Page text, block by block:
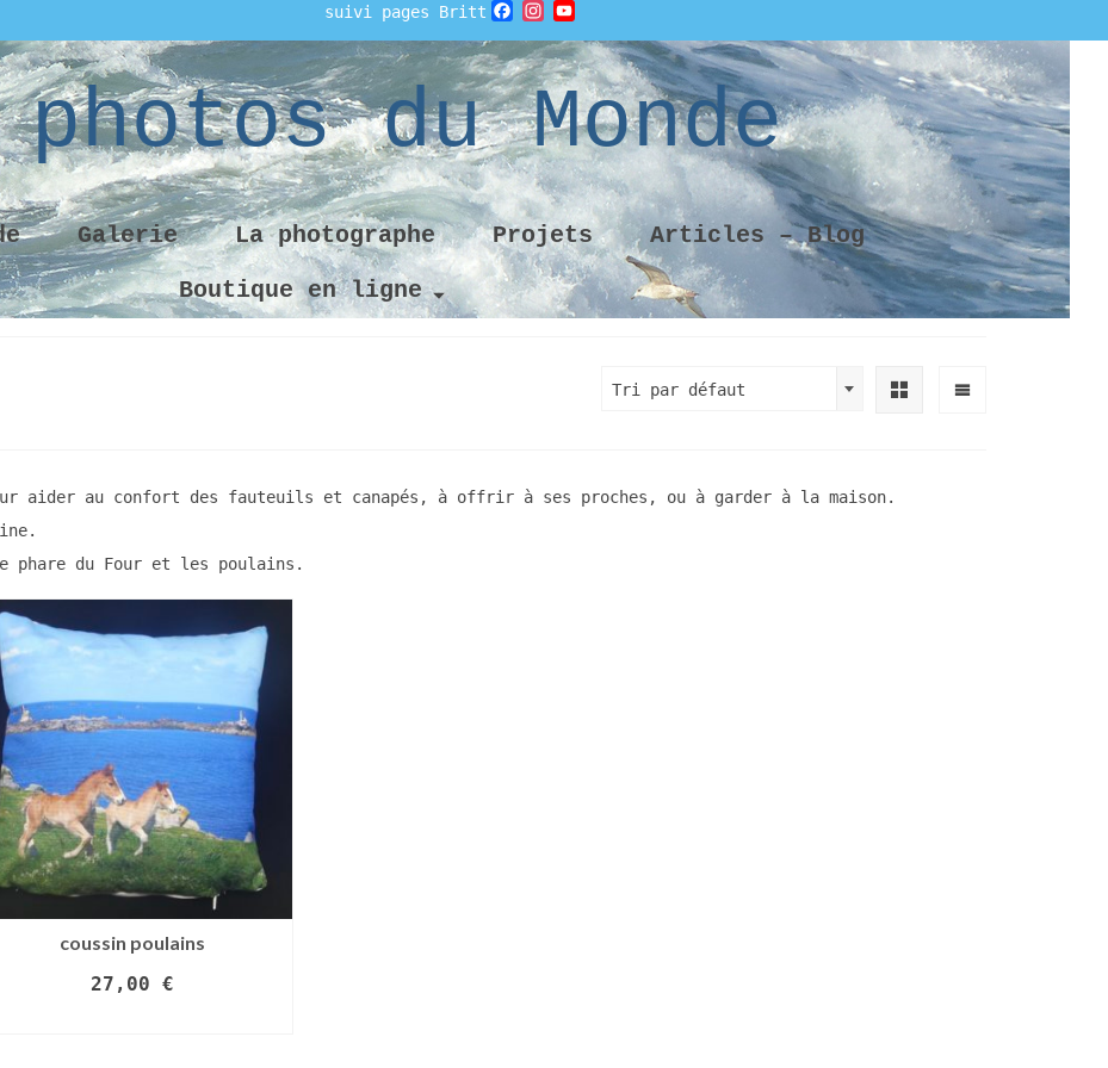
suivi pages Britt Facebook
Instagram
photos du Monde
Galerie La photographe Projets
Articles – Blog
Boutique en ligne
Tri par défaut
aider au confort des fauteuils et canapés, à offrir à ses proches, ou à garder à la maison.
phare du Four et les poulains.
coussin poulains
27,00 €